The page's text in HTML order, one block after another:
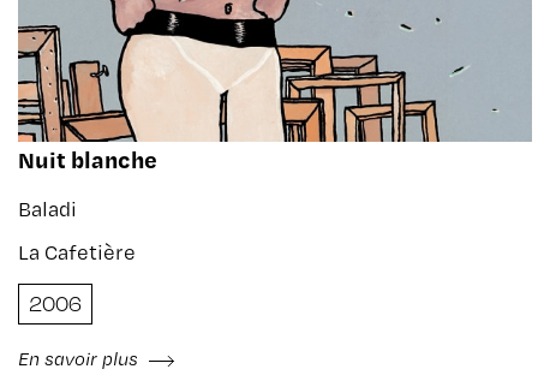
Nuit blanche
Baladi
La Cafetière
2006
En savoir plus